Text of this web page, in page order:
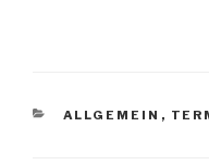
KATEGORIEN
ALLGEMEIN ,